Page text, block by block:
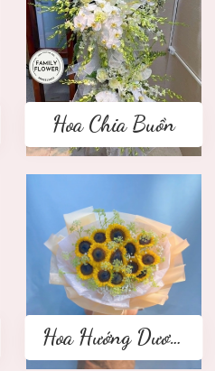
Hoa Chia Buồn
Hoa Hướng Dương